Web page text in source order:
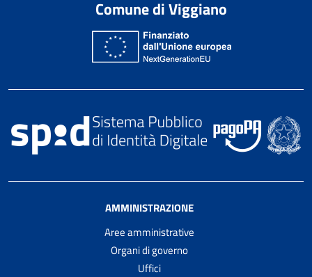
Comune di Viggiano
AMMINISTRAZIONE
Aree amministrative
Organi di governo
Uffici